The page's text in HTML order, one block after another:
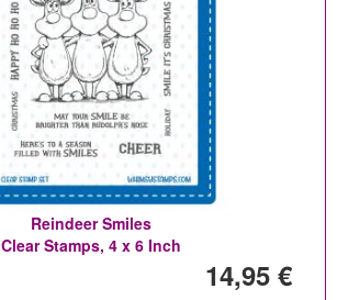
Reindeer Smiles
Clear Stamps, 4 x 6 Inch
14,95 €